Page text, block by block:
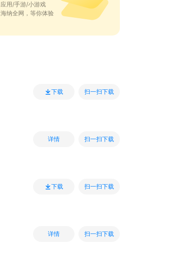
应用/手游/小游戏
海纳全网，等你体验
下载 扫一扫下载
详情 扫一扫下载
下载 扫一扫下载
详情 扫一扫下载